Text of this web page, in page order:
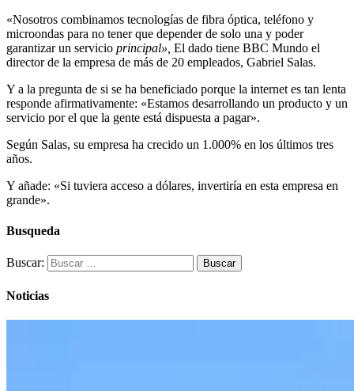
«Nosotros combinamos tecnologías de fibra óptica, teléfono y
microondas para no tener que depender de solo una y poder
garantizar un servicio principal», El dado tiene BBC Mundo el
director de la empresa de más de 20 empleados, Gabriel Salas.
Y a la pregunta de si se ha beneficiado porque la internet es tan lenta
responde afirmativamente: «Estamos desarrollando un producto y un
servicio por el que la gente está dispuesta a pagar».
Según Salas, su empresa ha crecido un 1.000% en los últimos tres
años.
Y añade: «Si tuviera acceso a dólares, invertiría en esta empresa en
grande».
Busqueda
Buscar:
Noticias